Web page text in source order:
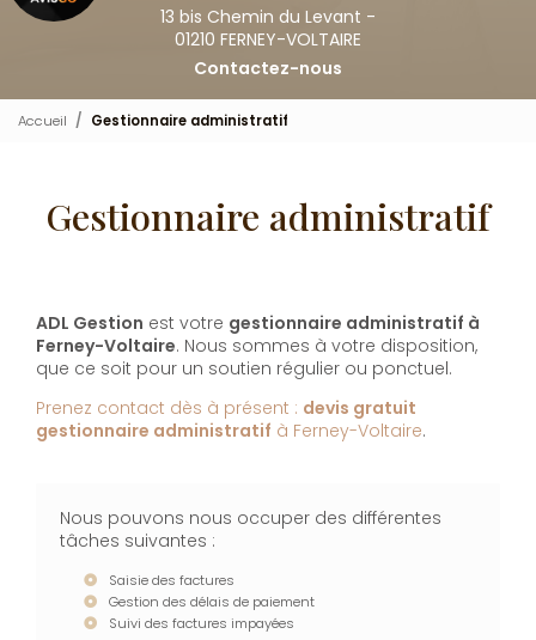
13 bis Chemin du Levant -
01210 FERNEY-VOLTAIRE
Contactez-nous
Accueil Gestionnaire administratif
Gestionnaire administratif
ADL Gestion est votre gestionnaire administratif à
Ferney-Voltaire. Nous sommes à votre disposition,
que ce soit pour un soutien régulier ou ponctuel.
Prenez contact dès à présent : devis gratuit
gestionnaire administratif à Ferney-Voltaire.
Nous pouvons nous occuper des différentes
tâches suivantes :
Saisie des factures
Gestion des délais de paiement
Suivi des factures impayées